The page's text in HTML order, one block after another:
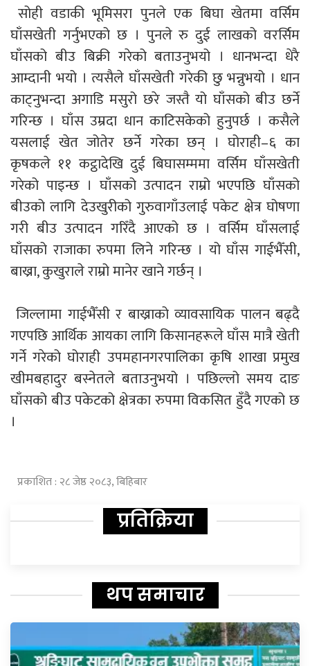
सोही वडाकी भूमिसरा पुनले एक बिघा खेतमा वर्सिम
घाँसखेती गर्नुभएको छ । पुनले रु दुई लाखको वरर्सिम
घाँसको बीउ बिक्री गरेको बताउनुभयो । धानभन्दा धेरै
आम्दानी भयो । त्यसैले घाँसखेती गरेकी छु भन्नुभयो । धान
काट्नुभन्दा अगाडि मसुरो छरे जस्तै यो घाँसको बीउ छर्ने
गरिन्छ । घाँस उम्रदा धान काटिसकेको हुनुपर्छ । कसैले
यसलाई खेत जोतेर छर्ने गरेका छन् । घोराही–६ का
कृषकले ११ कट्ठादेखि दुई बिघासम्ममा वर्सिम घाँसखेती
गरेको पाइन्छ । घाँसको उत्पादन राम्रो भएपछि घाँसको
बीउको लागि देउखुरीको गुरुवागाँउलाई पकेट क्षेत्र घोषणा
गरी बीउ उत्पादन गरिँदै आएको छ । वर्सिम घाँसलाई
घाँसको राजाका रुपमा लिने गरिन्छ । यो घाँस गाईभैँसी,
बाख्रा, कुखुराले राम्रो मानेर खाने गर्छन् ।
जिल्लामा गाईभैँसी र बाख्राको व्यावसायिक पालन बढ्दै
गएपछि आर्थिक आयका लागि किसानहरूले घाँस मात्रै खेती
गर्ने गरेको घोराही उपमहानगरपालिका कृषि शाखा प्रमुख
खीमबहादुर बस्नेतले बताउनुभयो । पछिल्लो समय दाङ
घाँसको बीउ पकेटको क्षेत्रका रुपमा विकसित हुँदै गएको छ
।
प्रकाशित : २८ जेष्ठ २०८३, बिहिबार
प्रतिक्रिया
थप समाचार